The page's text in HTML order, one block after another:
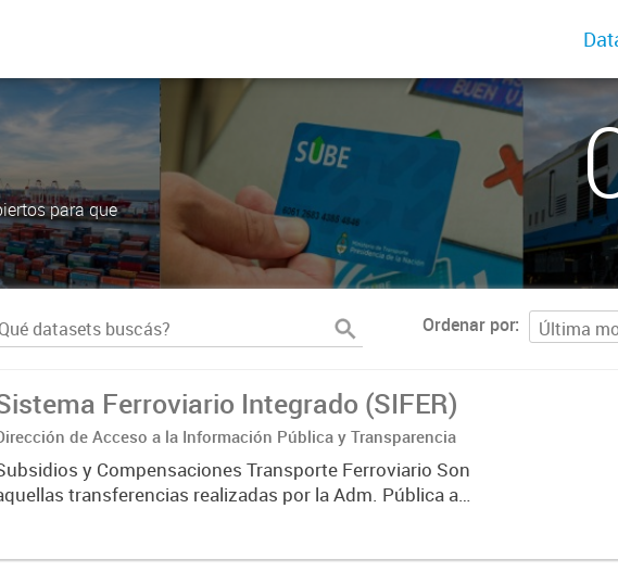
para que
Ordenar por
Ferroviario Integrado (SIFER)
de Acceso a la Información Pública y Transparencia
y Compensaciones Transporte Ferroviario Son
transferencias realizadas por la Adm. Pública a